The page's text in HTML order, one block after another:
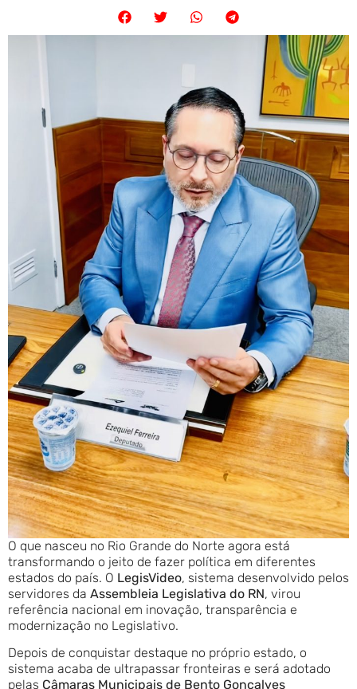
O que nasceu no Rio Grande do Norte agora está
transformando o jeito de fazer política em diferentes
estados do país. O LegisVideo, sistema desenvolvido pelos
servidores da Assembleia Legislativa do RN, virou
referência nacional em inovação, transparência e
modernização no Legislativo.
Depois de conquistar destaque no próprio estado, o
sistema acaba de ultrapassar fronteiras e será adotado
pelas Câmaras Municipais de Bento Gonçalves